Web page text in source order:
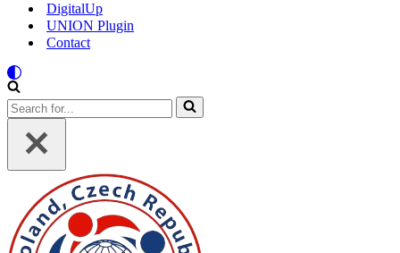
DigitalUp
UNION Plugin
Contact
Search
for...